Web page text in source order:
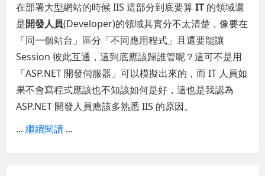
在部署大型網站的時候 IIS 這部分到底要算IT 的領域還
是開發人員(Developer)的領域其實分不太清楚，像要在
「同一個站台」區分「不同應用程式」且還要能讓
Session 彼此互通，這到底應該歸誰管呢？這可不是用
「ASP.NET 開發伺服器」可以模擬出來的，而 IT 人員如
果不會寫程式應該也不知該如何是好，這也是我認為
ASP.NET 開發人員應該多熟悉 IIS 的原因。
...繼續閱讀 ...